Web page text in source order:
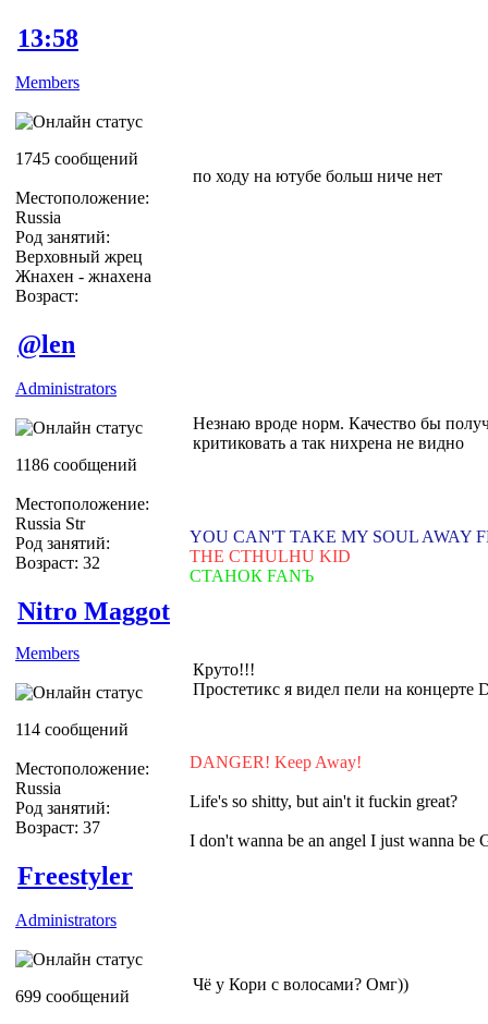
13:58
Members
1745 сообщений
Местоположение:
Russia
Род занятий:
Верховный жрец
Жнахен - жнахена
Возраст:
по ходу на ютубе больш ниче нет
@len
Administrators
1186 сообщений
Местоположение:
Russia Str
Род занятий:
Возраст: 32
Незнаю вроде норм. Качество бы
критиковать а так нихрена не видно
YOU CAN'T TAKE MY SOUL AWAY
THE CTHULHU KID
СТАНОК FANЪ
Nitro Maggot
Members
114 сообщений
Местоположение:
Russia
Род занятий:
Возраст: 37
Круто!!!
Простетикс я видел пели на концерте
DANGER! Keep Away!
Life's so shitty, but ain't it fuckin great?
I don't wanna be an angel I just wanna be
Freestyler
Administrators
699 сообщений
Чё у Кори с волосами? Омг))